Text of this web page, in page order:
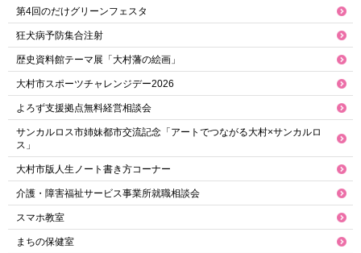
第4回のだけグリーンフェスタ
狂犬病予防集合注射
歴史資料館テーマ展「大村藩の絵画」
大村市スポーツチャレンジデー2026
よろず支援拠点無料経営相談会
サンカルロス市姉妹都市交流記念「アートでつながる大村×サンカルロ
ス」
大村市版人生ノート書き方コーナー
介護・障害福祉サービス事業所就職相談会
スマホ教室
まちの保健室